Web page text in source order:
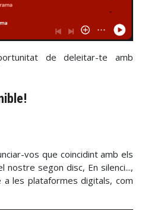
de deleitar-te amb
vos que coincidint amb els
nostre segon disc, En silenci...,
les plataformes digitals, com